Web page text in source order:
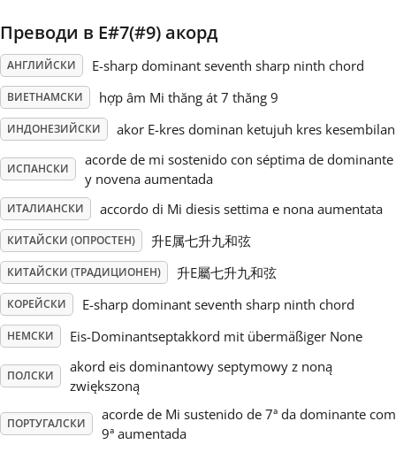
Svenska
Tiếng Việt
Türkçe
Українська
简体中文
Преводи в E#7(#9) акорд
АНГЛИЙСКИ E-sharp dominant seventh sharp ninth chord
ВИЕТНАМСКИ hợp âm Mi thăng át 7 thăng 9
ИНДОНЕЗИЙСКИ akor E-kres dominan ketujuh kres kesembilan
ИСПАНСКИ
acorde de mi sostenido con séptima de dominante
y novena aumentada
ИТАЛИАНСКИ accordo di Mi diesis settima e nona aumentata
КИТАЙСКИ (ОПРОСТЕН) 升E属七升九和弦
КИТАЙСКИ (ТРАДИЦИОНЕН) 升E屬七升九和弦
КОРЕЙСКИ E-sharp dominant seventh sharp ninth chord
НЕМСКИ Eis-Dominantseptakkord mit übermäßiger None
ПОЛСКИ
akord eis dominantowy septymowy z noną
zwiększoną
ПОРТУГАЛСКИ
acorde de Mi sustenido de 7ª da dominante com
9ª aumentada